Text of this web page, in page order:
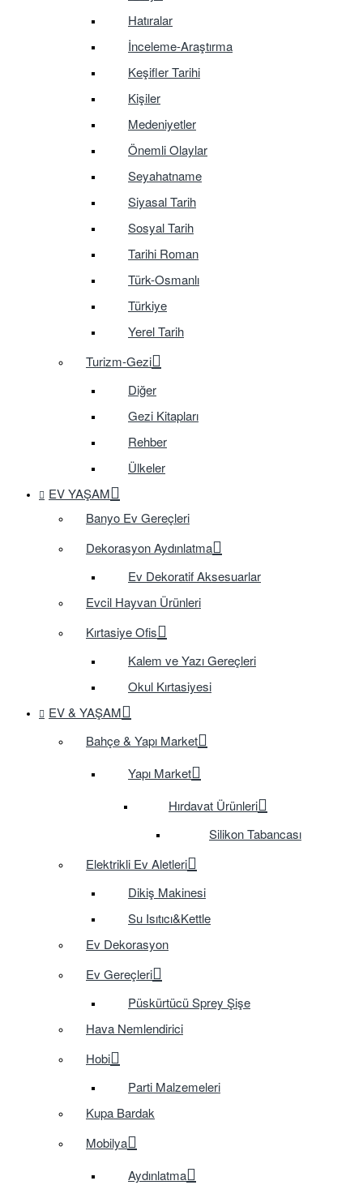
Hatıralar
İnceleme-Araştırma
Keşifler Tarihi
Kişiler
Medeniyetler
Önemli Olaylar
Seyahatname
Siyasal Tarih
Sosyal Tarih
Tarihi Roman
Türk-Osmanlı
Türkiye
Yerel Tarih
Turizm-Gezi
Diğer
Gezi Kitapları
Rehber
Ülkeler
EV YAŞAM
Banyo Ev Gereçleri
Dekorasyon Aydınlatma
Ev Dekoratif Aksesuarlar
Evcil Hayvan Ürünleri
Kırtasiye Ofis
Kalem ve Yazı Gereçleri
Okul Kırtasiyesi
EV & YAŞAM
Bahçe & Yapı Market
Yapı Market
Hırdavat Ürünleri
Silikon Tabancası
Elektrikli Ev Aletleri
Dikiş Makinesi
Su Isıtıcı&Kettle
Ev Dekorasyon
Ev Gereçleri
Püskürtücü Sprey Şişe
Hava Nemlendirici
Hobi
Parti Malzemeleri
Kupa Bardak
Mobilya
Aydınlatma